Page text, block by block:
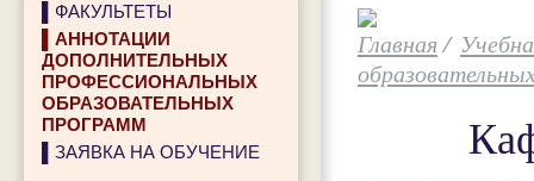
/
▌ФАКУЛЬТЕТЫ
▌АННОТАЦИИ
ДОПОЛНИТЕЛЬНЫХ
ПРОФЕССИОНАЛЬНЫХ
ОБРАЗОВАТЕЛЬНЫХ
ПРОГРАММ
▌ЗАЯВКА НА ОБУЧЕНИЕ